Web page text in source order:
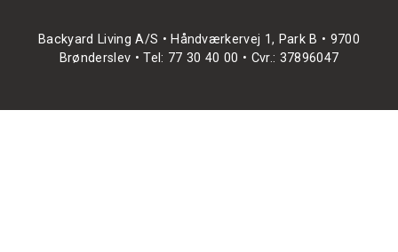
Backyard Living A/S • Håndværkervej 1, Park B • 9700
Brønderslev • Tel: 77 30 40 00 • Cvr.: 37896047